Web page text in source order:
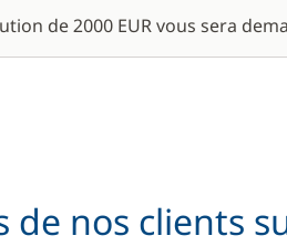
Bord
non inclus)
de 2000 EUR vous sera
de nos clients